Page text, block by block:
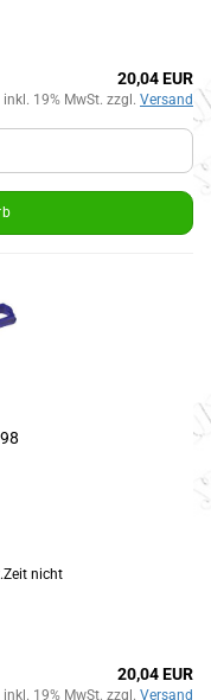
20,04 EUR
inkl. 19% MwSt. zzgl. Versand
nicht
20,04 EUR
inkl. 19% MwSt. zzgl. Versand